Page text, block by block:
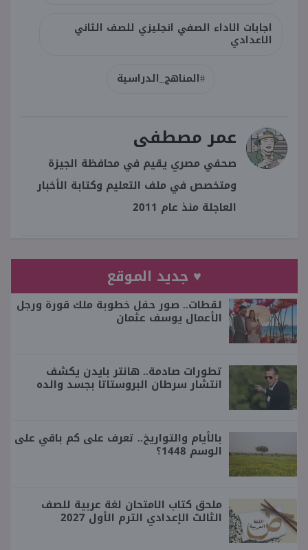
اجابات الاداء الصفي انجليزي للصف الثاني
الاعدادي
#المناهج_الدراسية
عمر مصطفى
صحفي مصري يقيم في محافظة الجيزة
ومتخصص في ملف التعليم وكتابة الأخبار
العاجلة منذ عام 2011
♥ جديد الموقع
لقطات.. صور حفل خطوبة ملك قورة ورجل
الأعمال يوسف عثمان
تطورات صادمة.. هانتر بايدن يكشف
انتشار سرطان البروستاتا بجسد والده
بالأيام والتواريخ.. تعرف على كم باقي على
الوسم 1448؟
ملحق كتاب الامتحان لغة عربية للصف
الثالث الإعدادي الترم الأول 2027